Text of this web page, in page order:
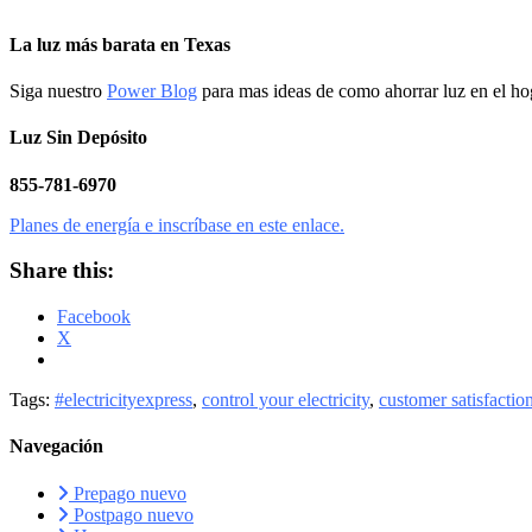
La luz más barata en Texas
Siga nuestro Power Blog para mas ideas de como ahorrar luz en el
Luz Sin Depósito
855-781-6970
Planes de energía e inscríbase en este enlace.
Share this:
Facebook
X
Tags: #electricityexpress, control your electricity, customer satisfaction
Navegación
Prepago nuevo
Postpago nuevo